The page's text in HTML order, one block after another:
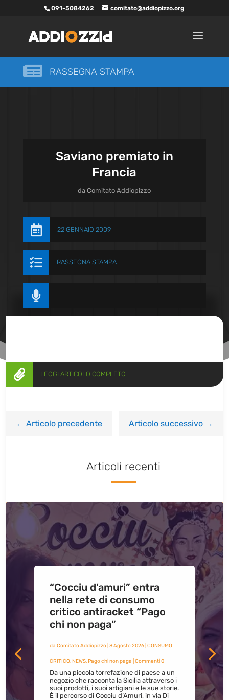
091-5084262 comitato@addiopizzo.org
 RASSEGNA STAMPA
Saviano premiato in
Francia
daComitato Addiopizzo
 22 GENNAIO 2009
 RASSEGNA STAMPA

 LEGGI ARTICOLO COMPLETO
←Articolo precedente Articolo successivo→
Articoli recenti
“Cocciu d’amuri” entra
nella rete di consumo
critico antiracket “Pago
chi non paga”
da Comitato Addiopizzo| 8 Agosto 2026| CONSUMO
CRITICO,NEWS,Pago chi non paga | Commenti 0
Da una piccola torrefazione di paese a un
negozio che racconta la Sicilia attraverso i
suoi prodotti, i suoi artigiani e le sue storie.
È il percorso di Cocciu d’Amuri, in via Di